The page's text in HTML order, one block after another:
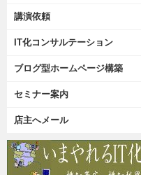
講演依頼
IT化コンサルテーション
ブログ型ホームページ構築
セミナー案内
店主へメール